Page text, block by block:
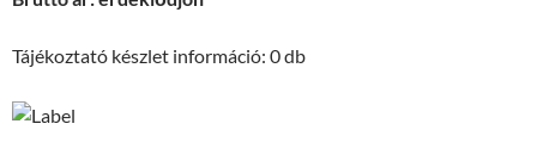
Tájékoztató készlet információ: 0 db